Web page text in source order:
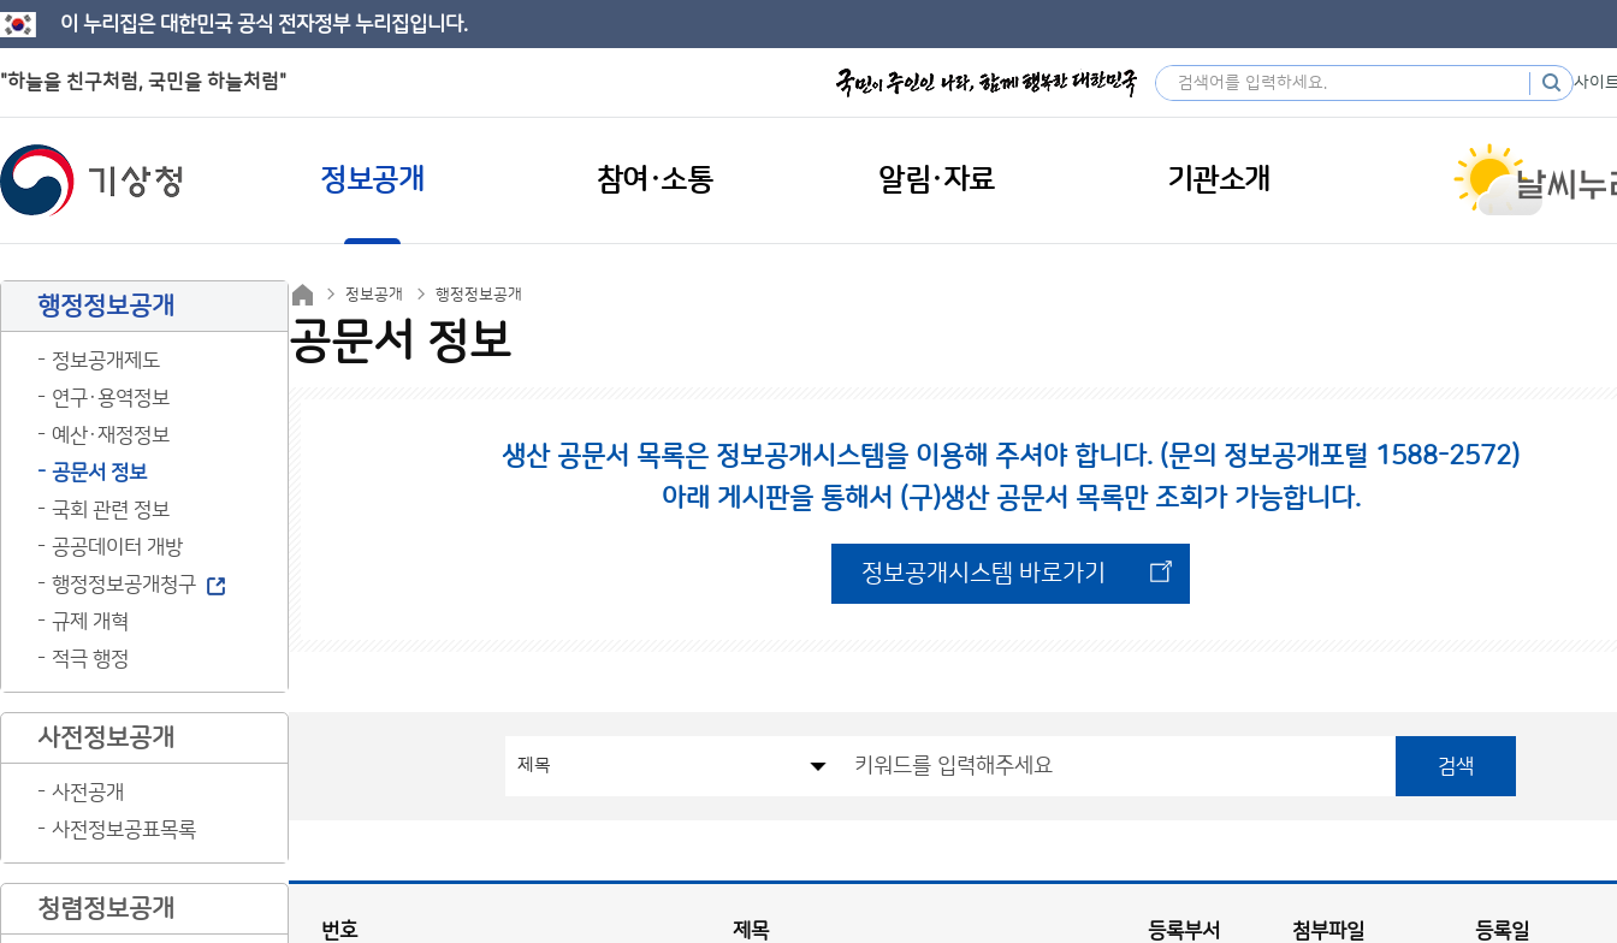
이 누리집은 대한민국 공식 전자정부 누리집입니다.
"하늘을 친구처럼, 국민을 하늘처럼" 사이
정보공개 참여·소통 알림·자료 기관소개
행정정보공개
정보공개제도
연구·용역정보
예산·재정정보
공문서 정보
국회 관련 정보
공공데이터 개방
행정정보공개청구
규제 개혁
적극 행정
사전정보공개
사전공개
사전정보공표목록
청렴정보공개
정보공개 행정정보공개
공문서 정보
생산 공문서 목록은 정보공개시스템을 이용해 주셔야 합니다. (문의 정보공개포털 1588-2572)
아래 게시판을 통해서 (구)생산 공문서 목록만 조회가 가능합니다.
정보공개시스템 바로가기
검색
번호 제목 등록부서 첨부파일 등록일